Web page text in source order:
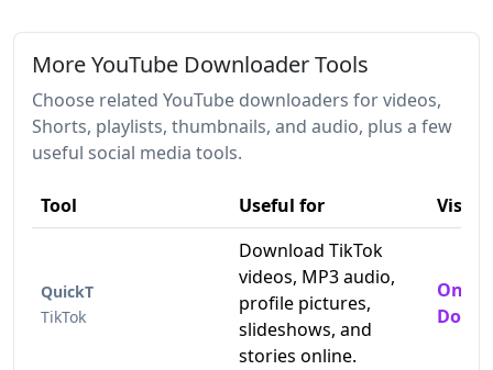
More YouTube Downloader Tools
Choose related YouTube downloaders for videos,
Shorts, playlists, thumbnails, and audio, plus a few
useful social media tools.
Tool Useful for Visit
QuickT
TikTok
Download TikTok
videos, MP3 audio,
profile pictures,
slideshows, and
stories online.